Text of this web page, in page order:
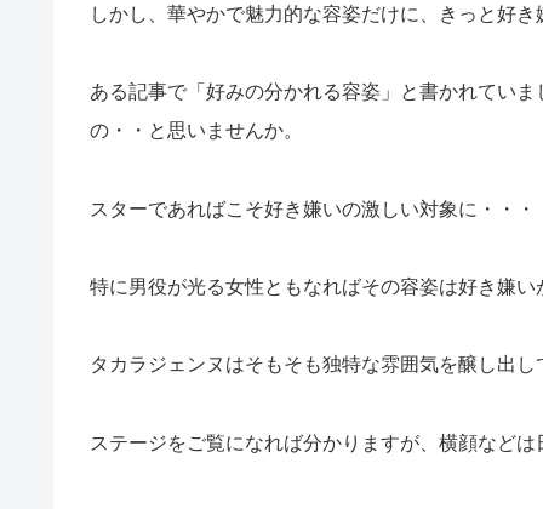
しかし、華やかで魅力的な容姿だけに、きっと好き
ある記事で「好みの分かれる容姿」と書かれてい
の・・と思いませんか。
スターであればこそ好き嫌いの激しい対象に・・・
特に男役が光る女性ともなればその容姿は好き嫌い
タカラジェンヌはそもそも独特な雰囲気を醸し出し
ステージをご覧になれば分かりますが、横顔などは